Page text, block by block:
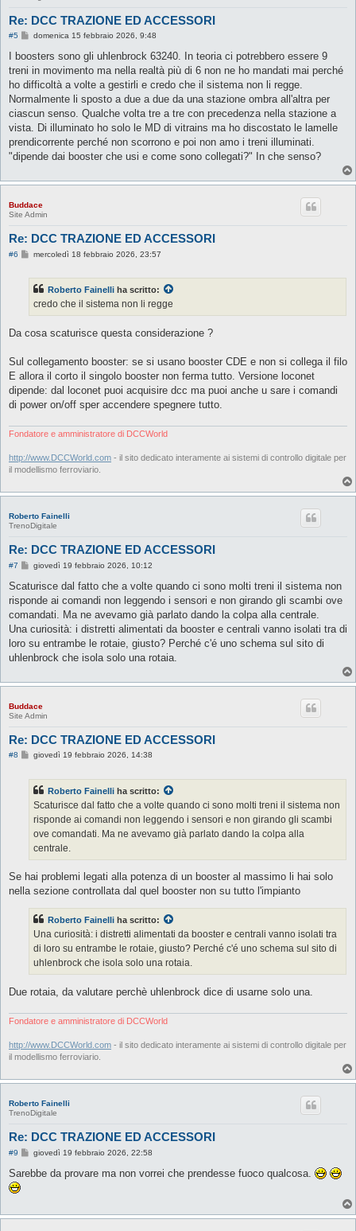
Re: DCC TRAZIONE ED ACCESSORI
#5
M
s
a
g
i
o
domenica 15 febbraio 2026, 9:48
I boosters sono gli uhlenbrock 63240. In teoria ci potrebbero essere 9
treni in movimento ma nella realtà più di 6 non ne ho mandati mai perché
ho difficoltà a volte a gestirli e credo che il sistema non li regge.
Normalmente li sposto a due a due da una stazione ombra all'altra per
ciascun senso. Qualche volta tre a tre con precedenza nella stazione a
vista. Di illuminato ho solo le MD di vitrains ma ho discostato le lamelle
prendicorrente perché non scorrono e poi non amo i treni illuminati.
"dipende dai booster che usi e come sono collegati?" In che senso?
Buddace
Site Admin
Re: DCC TRAZIONE ED ACCESSORI
#6
M
a
g
o
mercoledì 18 febbraio 2026, 23:57
Roberto Fainelli ha scritto:
credo che il sistema non li regge
Da cosa scaturisce questa considerazione ?
Sul collegamento booster: se si usano booster CDE e non si collega il filo
E allora il corto il singolo booster non ferma tutto. Versione loconet
dipende: dal loconet puoi acquisire dcc ma puoi anche u sare i comandi
di power on/off sper accendere spegnere tutto.
Fondatore e amministratore di DCCWorld
http://www.DCCWorld.com - il sito dedicato interamente ai sistemi di controllo digitale per
il modellismo ferroviario.
Roberto Fainelli
TrenoDigitale
Re: DCC TRAZIONE ED ACCESSORI
#7
M
s
a
g
i
o
giovedì 19 febbraio 2026, 10:12
Scaturisce dal fatto che a volte quando ci sono molti treni il sistema non
risponde ai comandi non leggendo i sensori e non girando gli scambi ove
comandati. Ma ne avevamo già parlato dando la colpa alla centrale.
Una curiosità: i distretti alimentati da booster e centrali vanno isolati tra di
loro su entrambe le rotaie, giusto? Perché c'é uno schema sul sito di
uhlenbrock che isola solo una rotaia.
Buddace
Site Admin
Re: DCC TRAZIONE ED ACCESSORI
#8
M
a
g
g
o
giovedì 19 febbraio 2026, 14:38
Roberto Fainelli ha scritto:
Scaturisce dal fatto che a volte quando ci sono molti treni il sistema non
risponde ai comandi non leggendo i sensori e non girando gli scambi
ove comandati. Ma ne avevamo già parlato dando la colpa alla
centrale.
Se hai problemi legati alla potenza di un booster al massimo li hai solo
nella sezione controllata dal quel booster non su tutto l'impianto
Roberto Fainelli ha scritto:
Una curiosità: i distretti alimentati da booster e centrali vanno isolati tra
di loro su entrambe le rotaie, giusto? Perché c'é uno schema sul sito di
uhlenbrock che isola solo una rotaia.
Due rotaia, da valutare perchè uhlenbrock dice di usarne solo una.
Fondatore e amministratore di DCCWorld
http://www.DCCWorld.com - il sito dedicato interamente ai sistemi di controllo digitale per
il modellismo ferroviario.
Roberto Fainelli
TrenoDigitale
Re: DCC TRAZIONE ED ACCESSORI
#9
M
s
i
giovedì 19 febbraio 2026, 22:58
Sarebbe da provare ma non vorrei che prendesse fuoco qualcosa.